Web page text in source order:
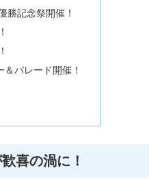
勝記念祭開催！
パレード開催！
喜の渦に！